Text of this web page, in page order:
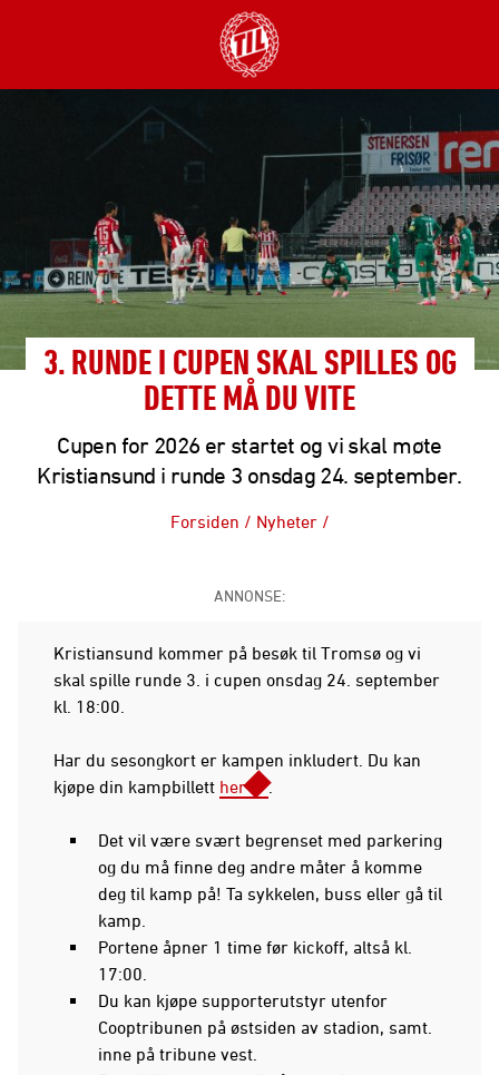
3. RUNDE I CUPEN SKAL SPILLES OG
DETTE MÅ DU VITE
Cupen for 2026 er startet og vi skal møte
Kristiansund i runde 3 onsdag 24. september.
Forsiden / Nyheter /
ANNONSE:
Kristiansund kommer på besøk til Tromsø og vi
skal spille runde 3. i cupen onsdag 24. september
kl. 18:00.
Har du sesongkort er kampen inkludert. Du kan
kjøpe din kampbillett her .
Det vil være svært begrenset med parkering
og du må finne deg andre måter å komme
deg til kamp på! Ta sykkelen, buss eller gå til
kamp.
Portene åpner 1 time før kickoff, altså kl.
17:00.
Du kan kjøpe supporterutstyr utenfor
Cooptribunen på østsiden av stadion, samt.
inne på tribune vest.